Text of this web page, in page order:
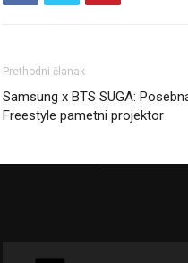
Prethodni članak
Samsung x BTS SUGA:
Freestyle pametni projektor